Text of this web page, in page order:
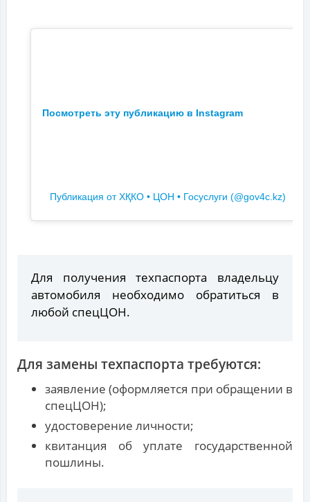
Посмотреть эту публикацию в Instagram
Публикация от ХҚКО • ЦОН • Госуслуги (@gov4c.kz)
Для получения техпаспорта владельцу
автомобиля необходимо обратиться в
любой спецЦОН.
Для замены техпаспорта требуются:
заявление (оформляется при обращении в
спецЦОН);
удостоверение личности;
квитанция об уплате государственной
пошлины.